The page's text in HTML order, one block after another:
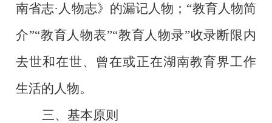
南省志·人物志》的漏记人物；“教育人物简
介”“教育人物表”“教育人物录”收录断限内
去世和在世、曾在或正在湖南教育界工作
生活的人物。
三、基本原则